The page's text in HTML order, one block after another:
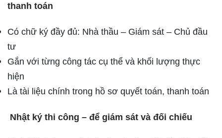
thanh toán
Có chữ ký đầy đủ: Nhà thầu – Giám sát – Chủ đầu
tư
Gắn với từng công tác cụ thể và khối lượng thực
hiện
Là tài liệu chính trong hồ sơ quyết toán, thanh toán
Nhật ký thi công – để giám sát và đối chiếu